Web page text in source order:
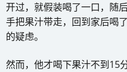
开过，就假装喝了一口，随
手把果汁带走，回到家后喝
的疑虑。
然而，他才喝下果汁不到15